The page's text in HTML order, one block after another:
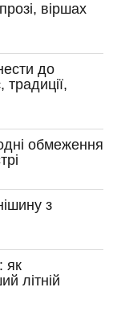
віршах
до
обмеження
з
як
літній